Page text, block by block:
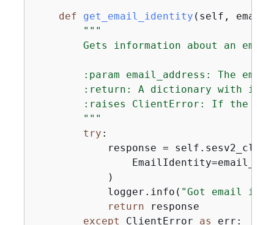
def get_email_identity ( self,
"""
Gets information about an
:param email_address: The
:return: A dictionary with
:raises ClientError: If the
        """
try :
response =
            )
            logger.info(
"Got email
return response
except ClientError as err: